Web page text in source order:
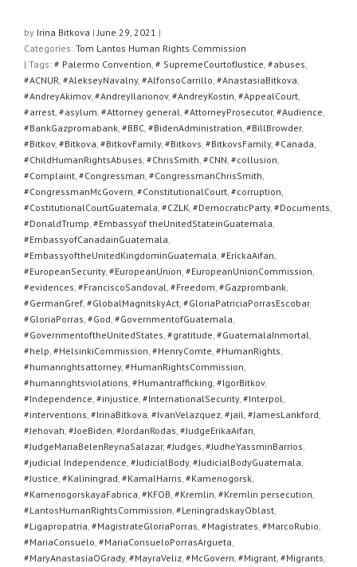
at
s
A
p
p
c
e
b
o
o
k
tt
er
ar
e
by Irina Bitkova | June 29, 2021 |
Categories: Tom Lantos Human Rights Commission
| Tags: # Palermo Convention, # SupremeCourtofJustice, #abuses,
#ACNUR, #AlekseyNavalny, #AlfonsoCarrillo, #AnastasiaBitkova,
#AndreyAkimov, #AndreyIlarionov, #AndreyKostin, #AppealCourt,
#arrest, #asylum, #Attorney general, #AttorneyProsecutor, #Audience,
#BankGazpromabank, #BBC, #BidenAdministration, #BillBrowder,
#Bitkov, #Bitkova, #BitkovFamily, #Bitkovs, #BitkovsFamily, #Canada,
#ChildHumanRightsAbuses, #ChrisSmith, #CNN, #collusion,
#Complaint, #Congressman, #CongressmanChrisSmith,
#CongressmanMcGovern, #ConstitutionalCourt, #corruption,
#CostitutionalCourtGuatemala, #CZLK, #DemocraticParty, #Documents,
#DonaldTrump, #Embassyof theUnitedStateinGuatemala,
#EmbassyofCanadainGuatemala,
#EmbassyoftheUnitedKingdominGuatemala, #ErickaAifan,
#EuropeanSecurity, #EuropeanUnion, #EuropeanUnionCommission,
#evidences, #FranciscoSandoval, #Freedom, #Gazprombank,
#GermanGref, #GlobalMagnitskyAct, #GloriaPatriciaPorrasEscobar,
#GloriaPorras, #God, #GovernmentofGuatemala,
#GovernmentoftheUnitedStates, #gratitude, #GuatemalaInmortal,
#help, #HelsinkiCommission, #HenryComte, #HumanRights,
#humanrightsattorney, #HumanRightsCommission,
#humanrightsviolations, #Humantrafficking, #IgorBitkov,
#Independence, #injustice, #InternationalSecurity, #Interpol,
#interventions, #IrinaBitkova, #IvanVelazquez, #jail, #JamesLankford,
#Jehovah, #JoeBiden, #JordanRodas, #JudgeErikaAifan,
#JudgeMariaBelenReynaSalazar, #Judges, #JudheYassminBarrios,
#judicial Independence, #JudicialBody, #JudicialBodyGuatemala,
#Justice, #Kaliningrad, #KamalHarris, #Kamenogorsk,
#KamenogorskayaFabrica, #KFOB, #Kremlin, #Kremlin persecution,
#LantosHumanRightsCommission, #LeningradskayOblast,
#Ligapropatria, #MagistrateGloriaPorras, #Magistrates, #MarcoRubio,
#MariaConsuelo, #MariaConsueloPorrasArgueta,
#MaryAnastasiaOGrady, #MayraVeliz, #McGovern, #Migrant, #Migrants,